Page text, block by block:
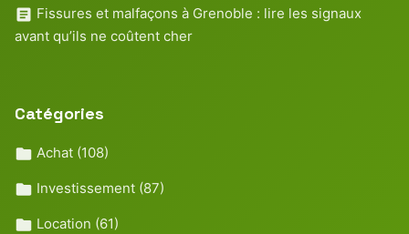
Fissures et malfaçons à Grenoble : lire les signaux
avant qu’ils ne coûtent cher
Catégories
Achat (108)
Investissement (87)
Location (61)